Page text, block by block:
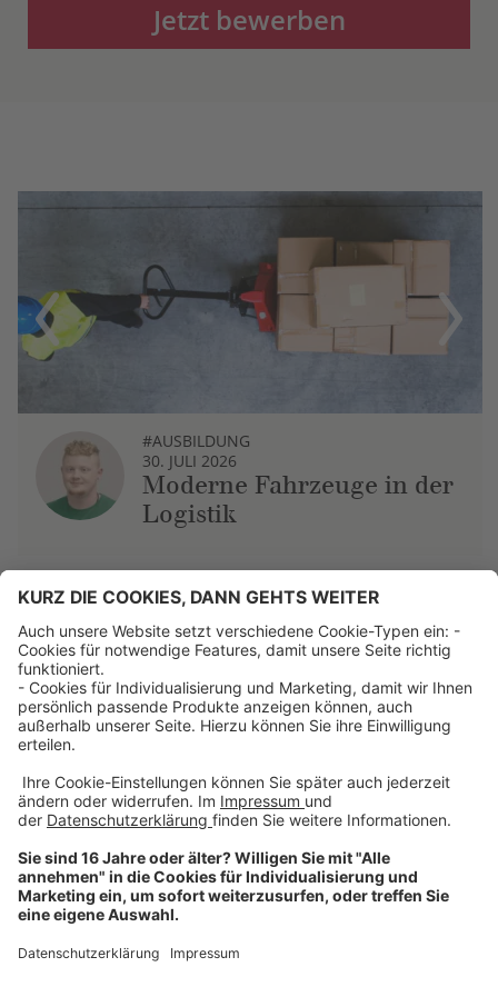
Jetzt bewerben
Previous
#AUSBILDUNG
30. JULI 2026
Moderne Fahrzeuge in der
Logistik
Next
Über uns
Dehner Unternehmen
Jobs bei Dehner